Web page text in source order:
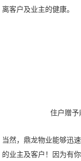
离客户及业主的健康。
住户赠
当然，鼎龙物业能够迅
的业主及客户！因为有